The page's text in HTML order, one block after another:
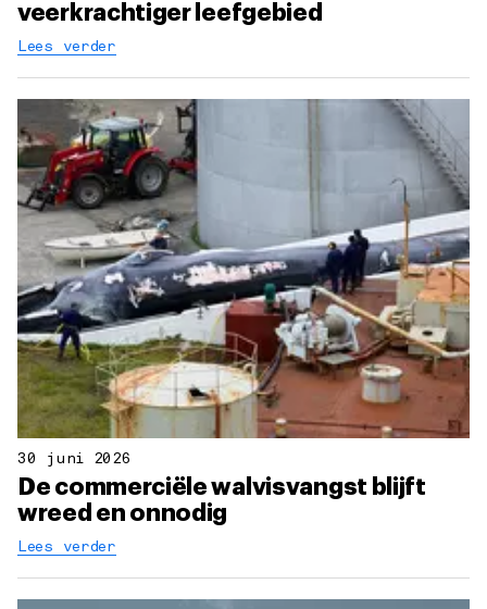
veerkrachtiger leefgebied
Lees verder
30 juni 2026
De commerciële walvisvangst blijft
wreed en onnodig
Lees verder